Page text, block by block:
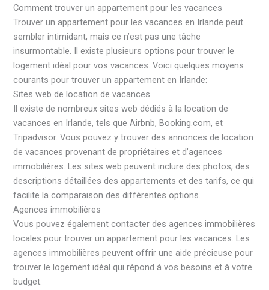
Comment trouver un appartement pour les vacances
Trouver un appartement pour les vacances en Irlande peut
sembler intimidant, mais ce n’est pas une tâche
insurmontable. Il existe plusieurs options pour trouver le
logement idéal pour vos vacances. Voici quelques moyens
courants pour trouver un appartement en Irlande:
Sites web de location de vacances
Il existe de nombreux sites web dédiés à la location de
vacances en Irlande, tels que Airbnb, Booking.com, et
Tripadvisor. Vous pouvez y trouver des annonces de location
de vacances provenant de propriétaires et d’agences
immobilières. Les sites web peuvent inclure des photos, des
descriptions détaillées des appartements et des tarifs, ce qui
facilite la comparaison des différentes options.
Agences immobilières
Vous pouvez également contacter des agences immobilières
locales pour trouver un appartement pour les vacances. Les
agences immobilières peuvent offrir une aide précieuse pour
trouver le logement idéal qui répond à vos besoins et à votre
budget.